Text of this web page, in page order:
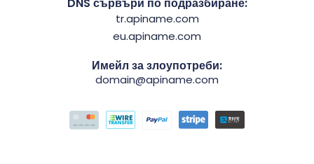
tr.apiname.com
eu.apiname.com
Имейл за злоупотреби:
domain@apiname.com